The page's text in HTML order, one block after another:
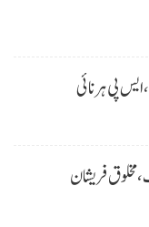
پی ہرنائی
مخلوق فریشان